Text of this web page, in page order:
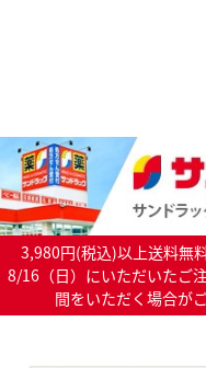
3,980円(税込)以上送料無
8/16（日）にいただいたご
間をいただく場合が